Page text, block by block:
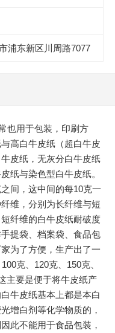
浦东新区川周路7077
也用于包装，印刷方
高白牛皮纸（超白牛皮
皮纸，无灰分白牛皮纸
纸与染色型白牛皮纸。
间，这中间的每10克一
维，分别为长纤维与短
纤维的白牛皮纸耐破度
提袋、档案袋、食品包
为了方便，生产出了一
克、120克、150克、
主要是便于将牛皮纸产
牛皮纸基本上都是本白
增白剂等化学物质的，
此不能用于食品包装，